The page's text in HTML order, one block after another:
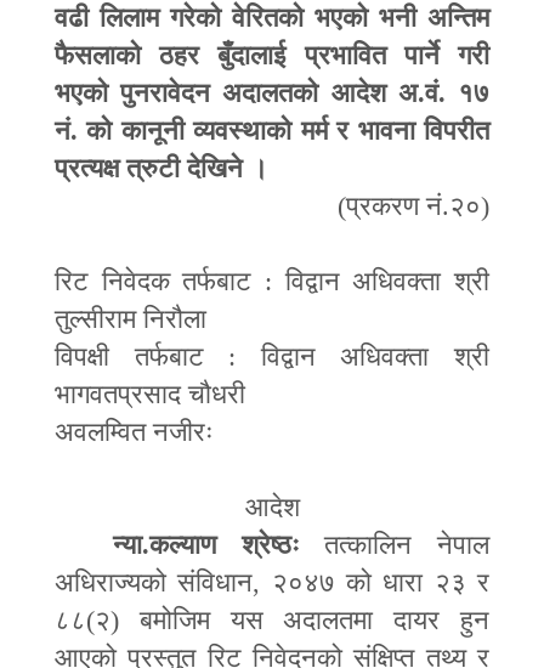
वढी लिलाम गरेको वेरितको भएको भनी अन्तिम
फैसलाको ठहर बुँदालाई प्रभावित पार्ने गरी
भएको पुनरावेदन अदालतको आदेश अ.वं. १७
नं. को कानूनी व्यवस्थाको मर्म र भावना विपरीत
प्रत्यक्ष त्रुटी देखिने ।
(प्रकरण नं.२०)
रिट निवेदक तर्फबाट : विद्वान अधिवक्ता श्री
तुल्सीराम निरौला
विपक्षी तर्फबाट : विद्वान अधिवक्ता श्री
भागवतप्रसाद चौधरी
अवलम्वित नजीरः
आदेश
न्या.कल्याण श्रेष्ठः तत्कालिन नेपाल
अधिराज्यको संविधान, २०४७ को धारा २३ र
८८(२) बमोजिम यस अदालतमा दायर हुन
आएको प्रस्तुत रिट निवेदनको संक्षिप्त तथ्य र